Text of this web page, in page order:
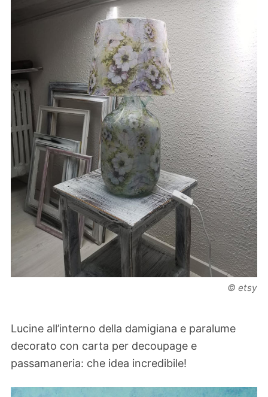
© etsy
Lucine all’interno della damigiana e paralume
decorato con carta per decoupage e
passamaneria: che idea incredibile!